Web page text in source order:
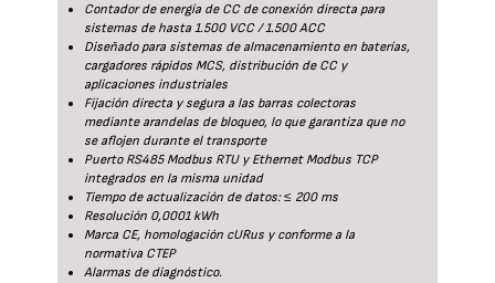
Contador de energía de CC de conexión directa para
sistemas de hasta 1.500 VCC / 1.500 ACC
Diseñado para sistemas de almacenamiento en baterías,
cargadores rápidos MCS, distribución de CC y
aplicaciones industriales
Fijación directa y segura a las barras colectoras
mediante arandelas de bloqueo, lo que garantiza que no
se aflojen durante el transporte
Puerto RS485 Modbus RTU y Ethernet Modbus TCP
integrados en la misma unidad
Tiempo de actualización de datos: ≤ 200 ms
Resolución 0,0001 kWh
Marca CE, homologación cURus y conforme a la
normativa CTEP
Alarmas de diagnóstico.